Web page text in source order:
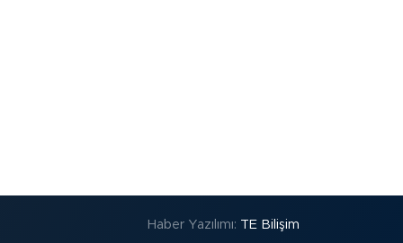
Haber Yazılımı: TE Bilişim